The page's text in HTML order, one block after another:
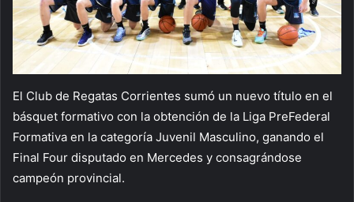
El Club de Regatas Corrientes sumó un nuevo título en el
básquet formativo con la obtención de la Liga PreFederal
Formativa en la categoría Juvenil Masculino, ganando el
Final Four disputado en Mercedes y consagrándose
campeón provincial.